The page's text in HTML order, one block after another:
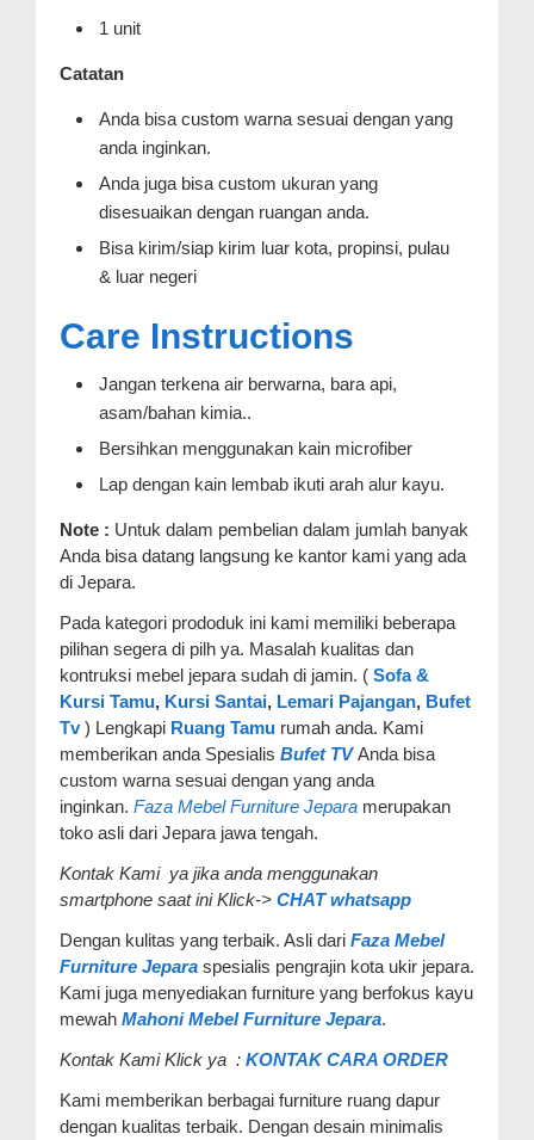
1 unit
Catatan
Anda bisa custom warna sesuai dengan yang
anda inginkan.
Anda juga bisa custom ukuran yang
disesuaikan dengan ruangan anda.
Bisa kirim/siap kirim luar kota, propinsi, pulau
& luar negeri
Care Instructions
Jangan terkena air berwarna, bara api,
asam/bahan kimia..
Bersihkan menggunakan kain microfiber
Lap dengan kain lembab ikuti arah alur kayu.
Note : Untuk dalam pembelian dalam jumlah banyak
Anda bisa datang langsung ke kantor kami yang ada
di Jepara.
Pada kategori prododuk ini kami memiliki beberapa
pilihan segera di pilh ya. Masalah kualitas dan
kontruksi mebel jepara sudah di jamin. ( Sofa &
Kursi Tamu, Kursi Santai, Lemari Pajangan, Bufet
Tv) Lengkapi Ruang Tamu rumah anda. Kami
memberikan anda Spesialis Bufet TVAnda bisa
custom warna sesuai dengan yang anda
inginkan. Faza Mebel Furniture Jepara merupakan
toko asli dari Jepara jawa tengah.
Kontak Kami ya jika anda menggunakan
smartphone saat ini Klick-> CHAT whatsapp
Dengan kulitas yang terbaik. Asli dari Faza Mebel
Furniture Jepara spesialis pengrajin kota ukir jepara.
Kami juga menyediakan furniture yang berfokus kayu
mewah Mahoni Mebel Furniture Jepara.
Kontak Kami Klick ya : KONTAK CARA ORDER
Kami memberikan berbagai furniture ruang dapur
dengan kualitas terbaik. Dengan desain minimalis